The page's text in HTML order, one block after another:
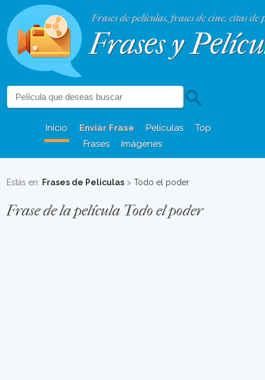
Frases de películas, frases de cine, citas de
Frases y
Inicio Enviar Frase Películas
Top
Frases
Imágenes
Estás en: Frases de Peliculas >Todo el poder
Frase de la película Todo el poder